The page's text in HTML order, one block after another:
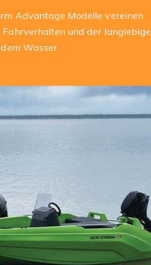
Advantage Modelle vereinen
und der langlebige
Wasser.